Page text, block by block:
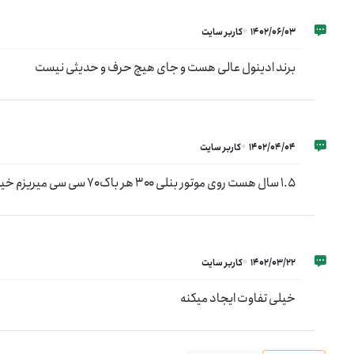
1402/06/03 کاربر سایت
برند ادینول عالی هست و جای هیچ حرف و حدیثی نیست
1402/04/04 کاربر سایت
۱.۵ سال هست روی موتور بنلی ۳۰۰ هر باک ۷۰ سی سی میریزم خیلی خوب جواب میده
1402/03/22 کاربر سایت
خیلی تفاوت ایجاد میکنه